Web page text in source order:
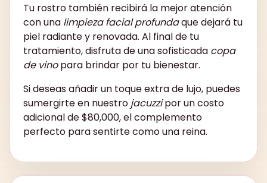
Tu rostro también recibirá la mejor atención
con una limpieza facial profundaque dejará tu
piel radiante y renovada. Al final de tu
tratamiento, disfruta de una sofisticada copa
de vinopara brindar por tu bienestar.
Si deseas añadir un toque extra de lujo, puedes
sumergirte en nuestro jacuzzipor un costo
adicional de $80,000, el complemento
perfecto para sentirte como una reina.